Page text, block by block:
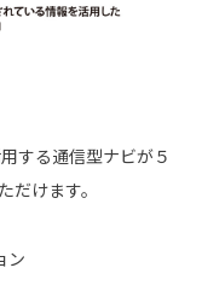
する通信型ナビが５
だけます。
ン